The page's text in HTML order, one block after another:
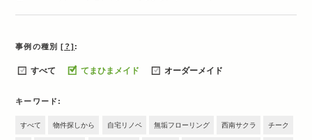
事例の種別 [？]
すべて てまひまメイド オーダーメイド
キーワード
すべて 物件探しから 自宅リノベ 無垢フローリング 西南サクラ チーク